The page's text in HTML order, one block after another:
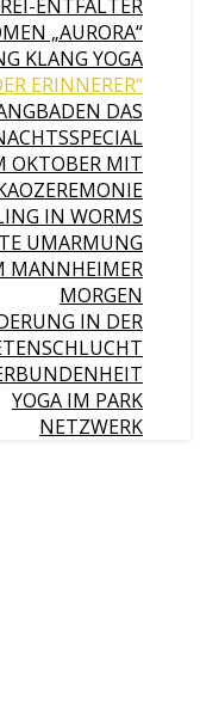
ENTFALTER
„AURORA“
KLANG YOGA
ERINNERER“
DAS
OKTOBER MIT
IN WORMS
UMARMUNG
MANNHEIMER
MORGEN
IN DER
YOGA IM PARK
NETZWERK